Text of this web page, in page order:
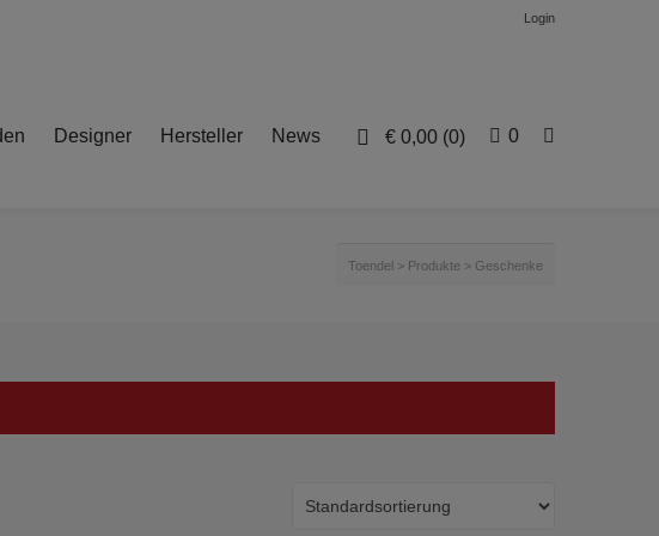
Login
€ 0,00 (0) 0
Designer Hersteller News
Toendel > Produkte > Geschenke